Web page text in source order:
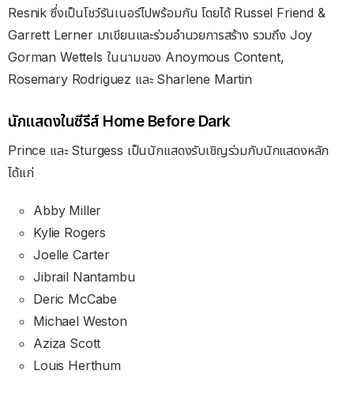
Resnik ซึ่งเป็นโชว์รันเนอร์ไปพร้อมกัน โดยได้ Russel Friend &
Garrett Lerner มาเขียนและร่วมอำนวยการสร้าง รวมถึง Joy
Gorman Wettels ในนามของ Anoymous Content,
Rosemary Rodriguez และ Sharlene Martin
นักแสดงในซีรีส์ Home Before Dark
Prince และ Sturgess เป็นนักแสดงรับเชิญร่วมกับนักแสดงหลัก
ได้แก่
Abby Miller
Kylie Rogers
Joelle Carter
Jibrail Nantambu
Deric McCabe
Michael Weston
Aziza Scott
Louis Herthum